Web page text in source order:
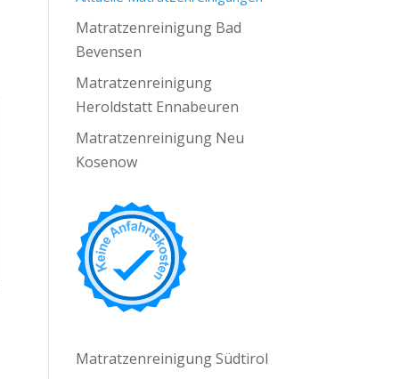
Matratzenreinigung Bad
Bevensen
Matratzenreinigung
Heroldstatt Ennabeuren
Matratzenreinigung Neu
Kosenow
Matratzenreinigung Südtirol